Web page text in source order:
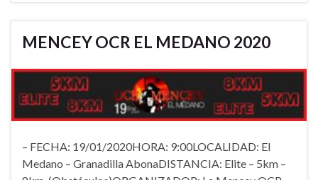
MENCEY OCR EL MEDANO 2020
– FECHA: 19/01/2020HORA: 9:00LOCALIDAD: El
Medano – Granadilla AbonaDISTANCIA: Elite – 5km –